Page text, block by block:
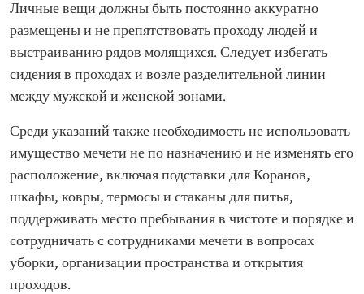
Личные вещи должны быть постоянно аккуратно
размещены и не препятствовать проходу людей и
выстраиванию рядов молящихся. Следует избегать
сидения в проходах и возле разделительной линии
между мужской и женской зонами.
Среди указаний также необходимость не использовать
имущество мечети не по назначению и не изменять его
расположение, включая подставки для Коранов,
шкафы, ковры, термосы и стаканы для питья,
поддерживать место пребывания в чистоте и порядке и
сотрудничать с сотрудниками мечети в вопросах
уборки, организации пространства и открытия
проходов.